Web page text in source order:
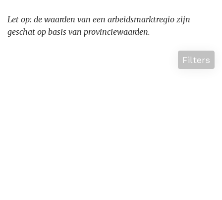
Let op: de waarden van een arbeidsmarktregio zijn
geschat op basis van provinciewaarden.
Filters